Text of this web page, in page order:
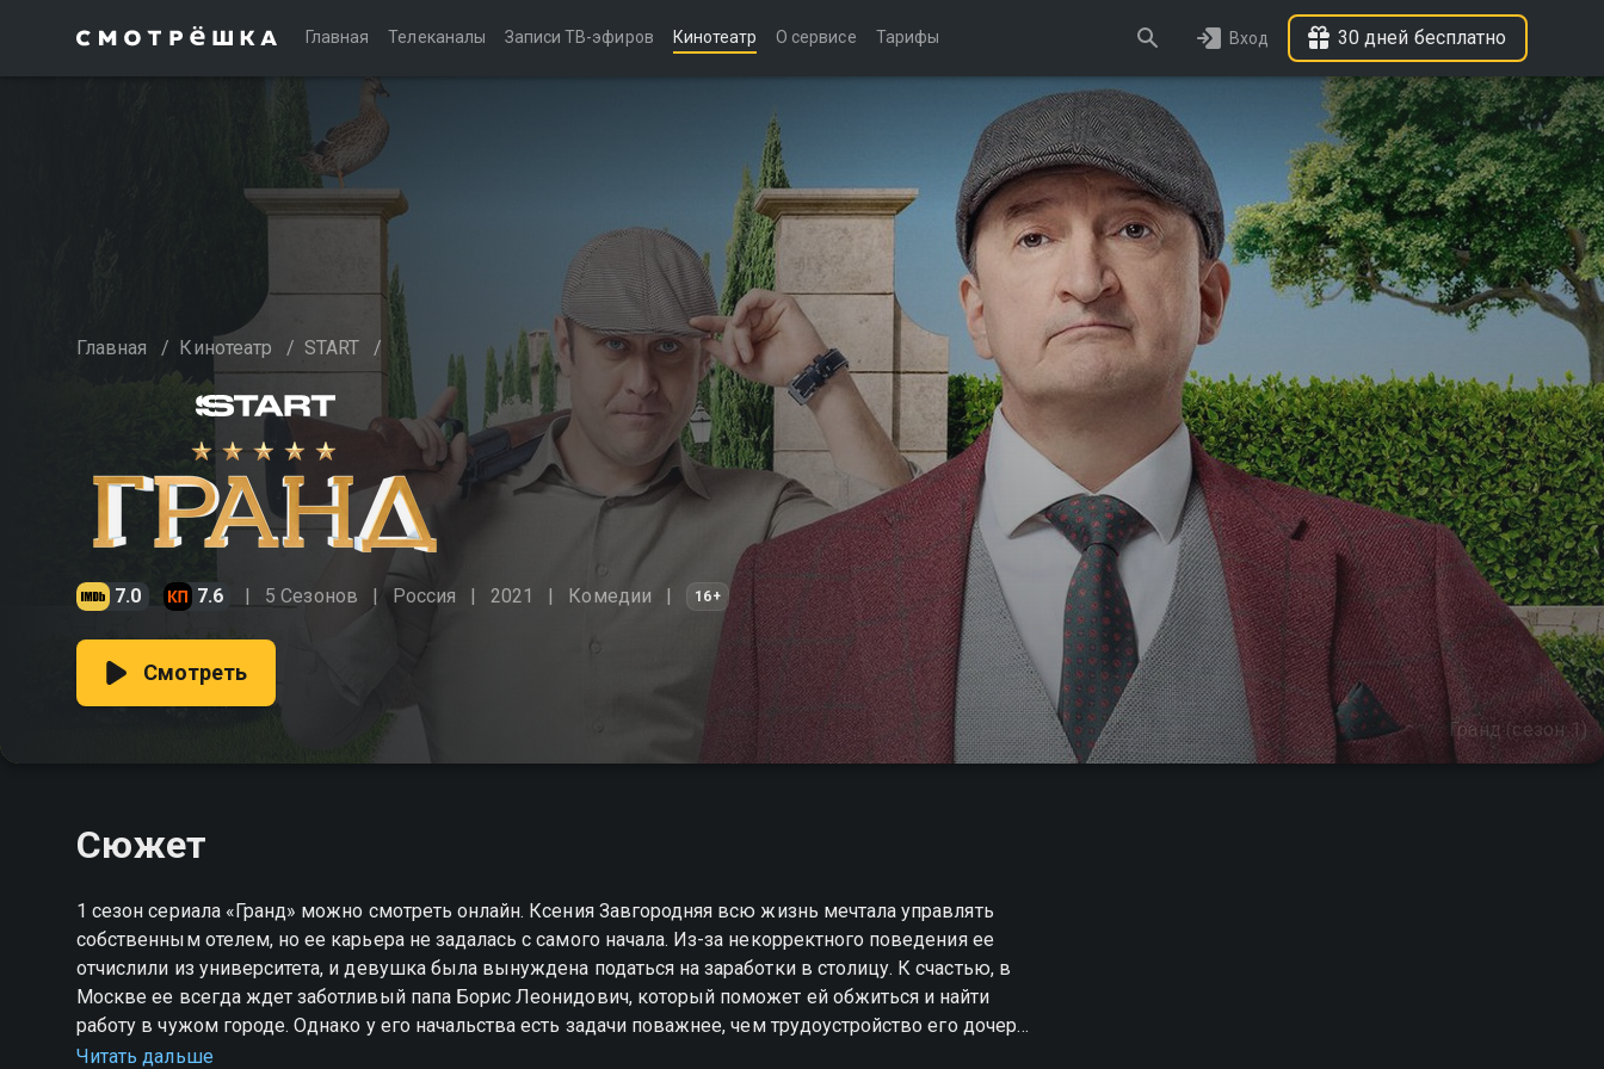
Главная Телеканалы Записи ТВ-эфиров Кинотеатр О сервисе Тарифы Вход 30 дней бесплатно
Главная / Кинотеатр / START /
7.0 7.6 5 Сезонов Россия 2021 Комедии 16+
Гранд (сезон 1)
Смотреть
Сюжет
1 сезон сериала «Гранд» можно смотреть онлайн. Ксения Завгородняя всю жизнь мечтала управлять
собственным отелем, но ее карьера не задалась с самого начала. Из-за некорректного поведения ее
отчислили из университета, и девушка была вынуждена податься на заработки в столицу. К счастью, в
Москве ее всегда ждет заботливый папа Борис Леонидович, который поможет ей обжиться и найти
работу в чужом городе. Однако у его начальства есть задачи поважнее, чем трудоустройство его дочери.
У отеля новый владелец — эксцентричный бизнесмен Лев Глебович, который любит раздавать
Читать дальше